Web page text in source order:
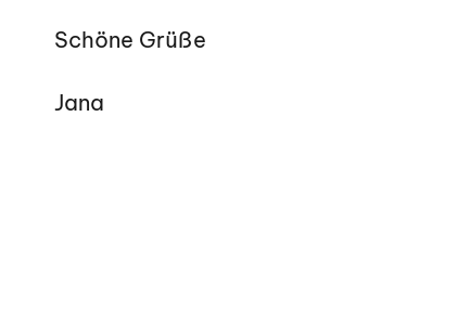
Schöne Grüße
Jana